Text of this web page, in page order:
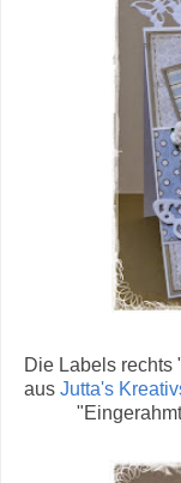
Die Labels
aus Jutta's